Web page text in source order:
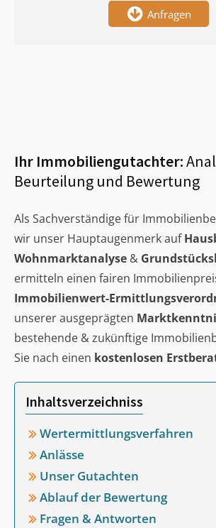
Anfragen
Ihr Immobiliengutachter:
Beurteilung und Bewertung
Als Sachverständige für
wir unser Hauptaugenmerk auf
Wohnmarktanalyse &
ermitteln einen fairen
Immobilienwert-
unserer ausgeprägten
bestehende & zukünftige
Sie nach einen kostenlosen
Inhaltsverzeichniss
Wertermittlungsverfahren
Anlässe
Unser Gutachten
Ablauf der Bewertung
Fragen & Antworten